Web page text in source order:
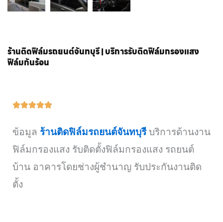
ร้านติดฟิล์มรถยนต์จันทบุรี | บริการรับติดฟิล์มกรองแสง
ฟิล์มกันร้อน
ข้อมูล ร้านติดฟิล์มรถยนต์จันทบุรีบริการด้านงาน
ฟิล์มกรองแสง รับติดตั้งฟิล์มกรองแสง รถยนต์
บ้าน อาคารโดยช่างผู้ชำนาญ รับประกันงานติด
ตั้ง